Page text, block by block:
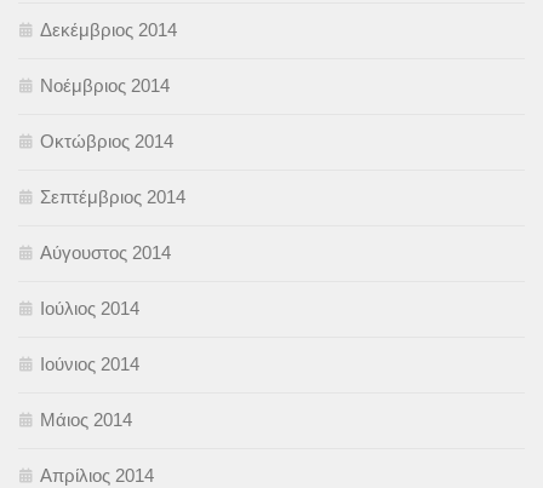
Δεκέμβριος 2014
Νοέμβριος 2014
Οκτώβριος 2014
Σεπτέμβριος 2014
Αύγουστος 2014
Ιούλιος 2014
Ιούνιος 2014
Μάιος 2014
Απρίλιος 2014